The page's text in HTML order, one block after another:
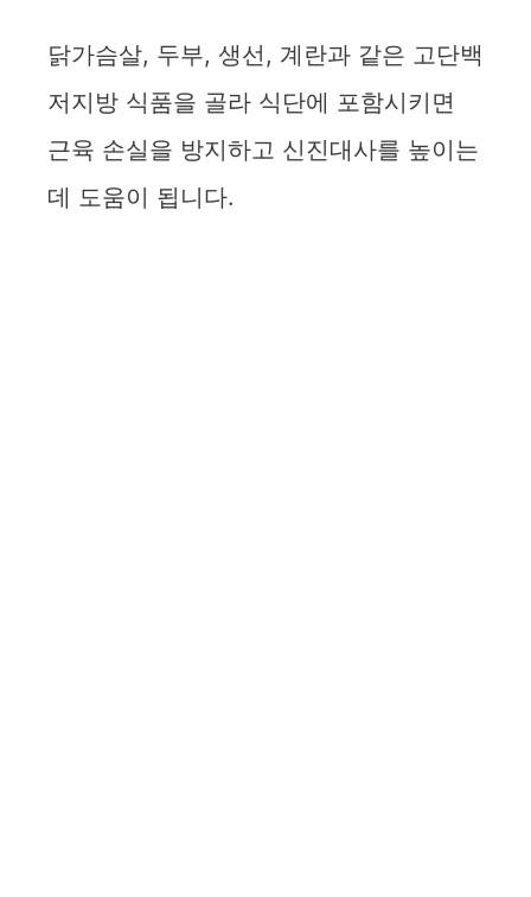
닭가슴살, 두부, 생선, 계란과 같은 고단백
저지방 식품을 골라 식단에 포함시키면
근육 손실을 방지하고 신진대사를 높이는
데 도움이 됩니다.